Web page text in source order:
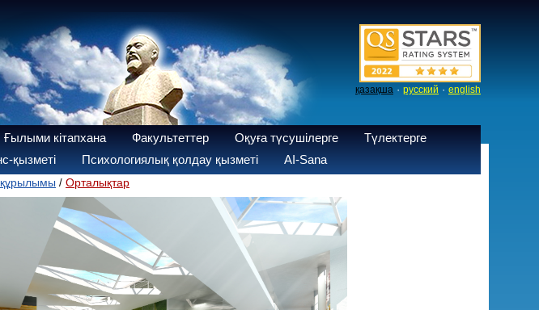
қазақша · русский · english
Ғылыми кітапхана Факультеттер Оқуға түсушілерге
Түлектерге
қызметі Психологиялық қолдау қызметі AI-Sana
құрылымы / Орталықтар